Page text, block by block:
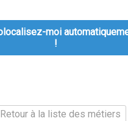
moi
!
Retour à la liste des métiers